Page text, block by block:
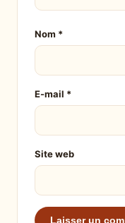
Nom *
E-mail *
Site web